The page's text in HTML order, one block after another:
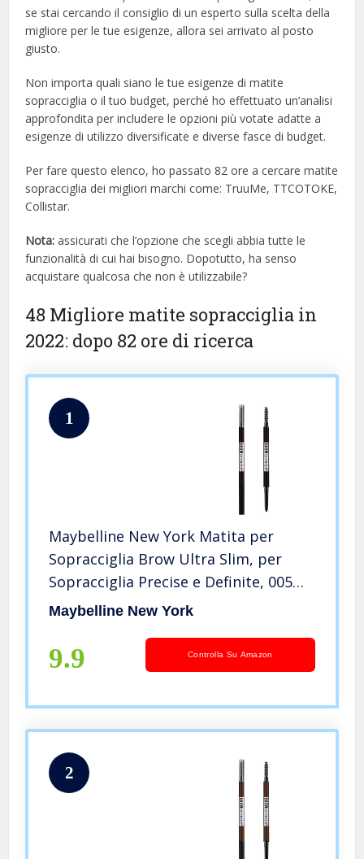
se stai cercando il consiglio di un esperto sulla scelta della
migliore per le tue esigenze, allora sei arrivato al posto
giusto.
Non importa quali siano le tue esigenze di matite
sopracciglia o il tuo budget, perché ho effettuato un’analisi
approfondita per includere le opzioni più votate adatte a
esigenze di utilizzo diversificate e diverse fasce di budget.
Per fare questo elenco, ho passato 82 ore a cercare matite
sopracciglia dei migliori marchi come: TruuMe, TTCOTOKE,
Collistar.
Nota: assicurati che l’opzione che scegli abbia tutte le
funzionalità di cui hai bisogno. Dopotutto, ha senso
acquistare qualcosa che non è utilizzabile?
48 Migliore matite sopracciglia in
2022: dopo 82 ore di ricerca
1
Maybelline New York Matita per
Sopracciglia Brow Ultra Slim, per
Sopracciglia Precise e Definite, 005
Deep Brown
Maybelline New York
9.9 Controlla Su Amazon
2